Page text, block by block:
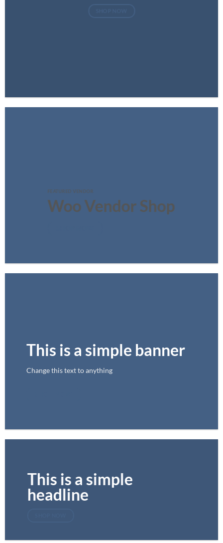
FEATURED VENDOR
Woo Vendor Shop
This is a simple banner
Change this text to anything
This is a simple
headline